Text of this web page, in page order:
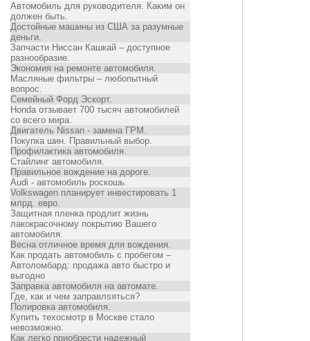
Автомобиль для руководителя. Каким он
должен быть.
Достойные машины из США за разумные
деньги.
Запчасти Ниссан Кашкай – доступное
разнообразие.
Экономия на ремонте автомобиля.
Масляные фильтры – любопытный
вопрос.
Семейный Форд Эскорт.
Honda отзывает 700 тысяч автомобилей
со всего мира.
Двигатель Nissan - замена ГРМ.
Покупка шин. Правильный выбор.
Профилактика автомобиля.
Стайлинг автомобиля.
Правильное вождение на дороге.
Audi - автомобиль роскошь.
Volkswagen планирует инвестировать 1
млрд. евро.
Защитная пленка продлит жизнь
лакокрасочному покрытию Вашего
автомобиля.
Весна отличное время для вождения.
Как продать автомобиль с пробегом –
Автоломбард: продажа авто быстро и
выгодно
Заправка автомобиля на автомате.
Где, как и чем заправлsяться?
Полировка автомобиля.
Купить техосмотр в Москве стало
невозможно.
Как легко приобрести надежный